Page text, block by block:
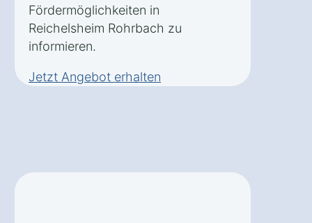
Fördermöglichkeiten in
Reichelsheim Rohrbach zu
informieren.
Jetzt Angebot erhalten